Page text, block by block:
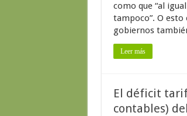
como que “al
tampoco”. O
gobiernos
Leer más
El déficit
contables)